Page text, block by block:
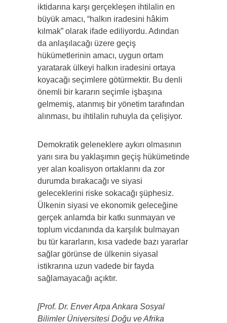
iktidarına karşı gerçekleşen ihtilalin en
büyük amacı, “halkın iradesini hâkim
kılmak” olarak ifade ediliyordu. Adından
da anlaşılacağı üzere geçiş
hükümetlerinin amacı, uygun ortam
yaratarak ülkeyi halkın iradesini ortaya
koyacağı seçimlere götürmektir. Bu denli
önemli bir kararın seçimle işbaşına
gelmemiş, atanmış bir yönetim tarafından
alınması, bu ihtilalin ruhuyla da çelişiyor.
Demokratik geleneklere aykırı olmasının
yanı sıra bu yaklaşımın geçiş hükümetinde
yer alan koalisyon ortaklarını da zor
durumda bırakacağı ve siyasi
geleceklerini riske sokacağı şüphesiz.
Ülkenin siyasi ve ekonomik geleceğine
gerçek anlamda bir katkı sunmayan ve
toplum vicdanında da karşılık bulmayan
bu tür kararların, kısa vadede bazı yararlar
sağlar görünse de ülkenin siyasal
istikrarına uzun vadede bir fayda
sağlamayacağı açıktır.
[Prof. Dr. Enver Arpa Ankara Sosyal
Bilimler Üniversitesi Doğu ve Afrika